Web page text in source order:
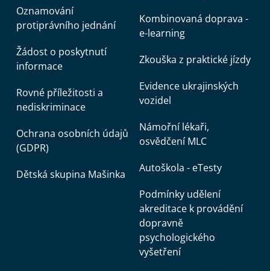
Oznamování
protiprávního jednání
Žádost o poskytnutí
informace
Rovné příležitosti a
nediskriminace
Ochrana osobních údajů
(GDPR)
Dětská skupina Mašinka
Kombinovaná doprava -
e-learning
Zkouška z praktické jízdy
Evidence ukrajinských
vozidel
Námořní lékaři,
osvědčení MLC
Autoškola - eTesty
Podmínky udělení
akreditace k provádění
dopravně
psychologického
vyšetření